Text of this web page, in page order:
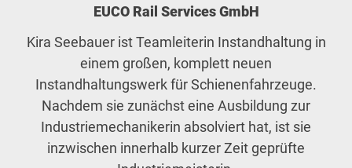
EUCO Rail Services GmbH
Kira Seebauer ist Teamleiterin Instandhaltung in
einem großen, komplett neuen
Instandhaltungswerk für Schienenfahrzeuge.
Nachdem sie zunächst eine Ausbildung zur
Industriemechanikerin absolviert hat, ist sie
inzwischen innerhalb kurzer Zeit geprüfte